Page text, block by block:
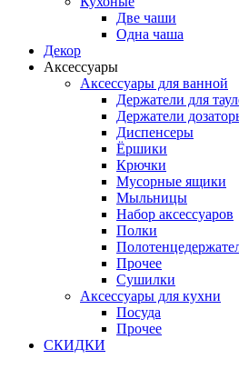
Две чаши
Одна чаша
Декор
Аксессуары
Аксессуары для ванной
Держатели для
Держатели
Диспенсеры
Ёршики
Крючки
Мусорные ящики
Мыльницы
Набор аксессуаров
Полки
Прочее
Сушилки
Аксессуары для кухни
Посуда
Прочее
СКИДКИ